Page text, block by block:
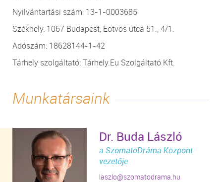
Nyilvántartási szám: 13-1-0003685
Székhely: 1067 Budapest, Eötvös utca 51., 4/1.
Adószám: 18628144-1-42
Tárhely szolgáltató: Tárhely.Eu Szolgáltató Kft.
Munkatársaink
Dr. Buda László
a SzomatoDráma Központ
vezetője
laszlo@szomatodrama.hu